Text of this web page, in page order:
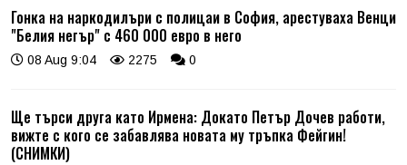
Гонка на наркодилъри с полицаи в София, арестуваха Венци
"Белия негър" с 460 000 евро в него
08 Aug 9:04 2275 0
Ще търси друга като Ирмена: Докато Петър Дочев работи,
вижте с кого се забавлява новата му тръпка Фейгин!
(СНИМКИ)